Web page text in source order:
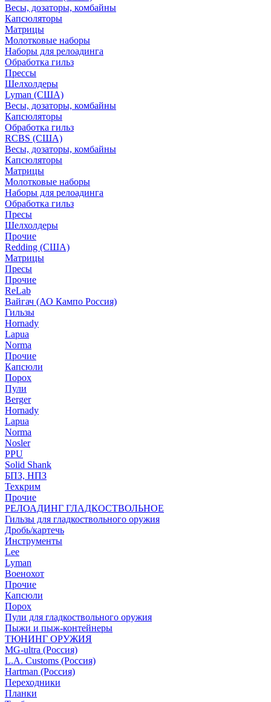
Весы, дозаторы, комбайны
Капсюляторы
Матрицы
Молотковые наборы
Наборы для релоадинга
Обработка гильз
Преcсы
Шелхолдеры
Lyman (США)
Весы, дозаторы, комбайны
Капсюляторы
Обработка гильз
RCBS (США)
Весы, дозаторы, комбайны
Капсюляторы
Матрицы
Молотковые наборы
Наборы для релоадинга
Обработка гильз
Пресы
Шелхолдеры
Прочие
Redding (США)
Матрицы
Пресы
Прочие
ReLab
Вайгач (АО Кампо Россия)
Гильзы
Hornady
Lapua
Norma
Прочие
Капсюли
Порох
Пули
Berger
Hornady
Lapua
Norma
Nosler
PPU
Solid Shank
БПЗ, НПЗ
Техкрим
Прочие
РЕЛОАДИНГ ГЛАДКОСТВОЛЬНОЕ
Гильзы для гладкоствольного оружия
Дробь/картечь
Инструменты
Lee
Lyman
Военохот
Прочие
Капсюли
Порох
Пули для гладкоствольного оружия
Пыжи и пыж-контейнеры
ТЮНИНГ ОРУЖИЯ
MG-ultra (Россия)
L.A. Customs (Россия)
Hartman (Россия)
Переходники
Планки